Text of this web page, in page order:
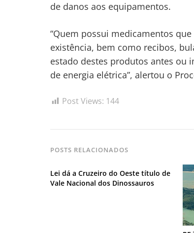
de danos aos equipamentos.
“Quem possui medicamentos
existência, bem como recibos,
estado destes produtos antes ou
de energia elétrica”, alertou o
Post Views: 144
POSTS RELACIONADOS
Lei dá a Cruzeiro do Oeste título de
Vale Nacional dos Dinossauros